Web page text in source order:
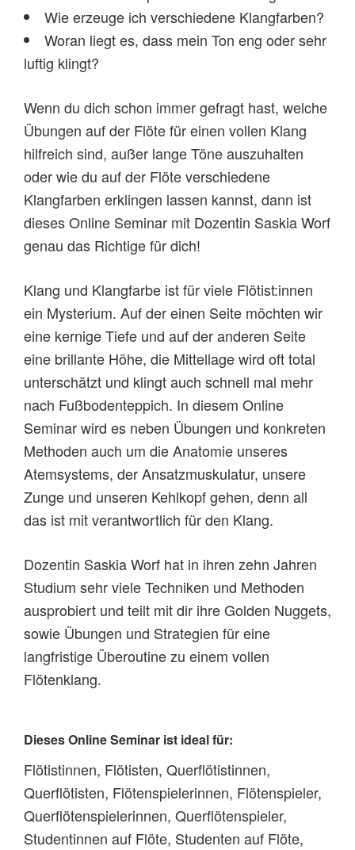
Wie erzeuge ich verschiedene Klangfarben?
Woran liegt es, dass mein Ton eng oder sehr
luftig klingt?
Wenn du dich schon immer gefragt hast, welche
Übungen auf der Flöte für einen vollen Klang
hilfreich sind, außer lange Töne auszuhalten
oder wie du auf der Flöte verschiedene
Klangfarben erklingen lassen kannst, dann ist
dieses Online Seminar mit Dozentin Saskia Worf
genau das Richtige für dich!
Klang und Klangfarbe ist für viele Flötist:innen
ein Mysterium. Auf der einen Seite möchten wir
eine kernige Tiefe und auf der anderen Seite
eine brillante Höhe, die Mittellage wird oft total
unterschätzt und klingt auch schnell mal mehr
nach Fußbodenteppich. In diesem Online
Seminar wird es neben Übungen und konkreten
Methoden auch um die Anatomie unseres
Atemsystems, der Ansatzmuskulatur, unsere
Zunge und unseren Kehlkopf gehen, denn all
das ist mit verantwortlich für den Klang.
Dozentin Saskia Worf hat in ihren zehn Jahren
Studium sehr viele Techniken und Methoden
ausprobiert und teilt mit dir ihre Golden Nuggets,
sowie Übungen und Strategien für eine
langfristige Überoutine zu einem vollen
Flötenklang.
Dieses Online Seminar ist ideal für:
Flötistinnen, Flötisten, Querflötistinnen,
Querflötisten, Flötenspielerinnen, Flötenspieler,
Querflötenspielerinnen, Querflötenspieler,
Studentinnen auf Flöte, Studenten auf Flöte,